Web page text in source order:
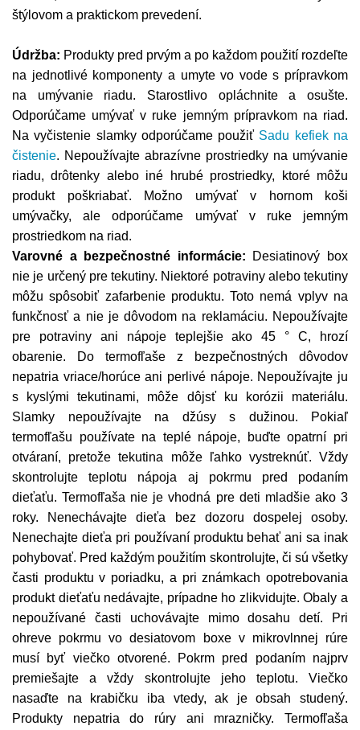
štýlovom a praktickom prevedení.
Údržba: Produkty pred prvým a po každom použití rozdeľte
na jednotlivé komponenty a umyte vo vode s prípravkom
na umývanie riadu. Starostlivo opláchnite a osušte.
Odporúčame umývať v ruke jemným prípravkom na riad.
Na vyčistenie slamky odporúčame použiť Sadu kefiek na
čistenie. Nepoužívajte abrazívne prostriedky na umývanie
riadu, drôtenky alebo iné hrubé prostriedky, ktoré môžu
produkt poškriabať. Možno umývať v hornom koši
umývačky, ale odporúčame umývať v ruke jemným
prostriedkom na riad.
Varovné a bezpečnostné informácie: Desiatinový box
nie je určený pre tekutiny. Niektoré potraviny alebo tekutiny
môžu spôsobiť zafarbenie produktu. Toto nemá vplyv na
funkčnosť a nie je dôvodom na reklamáciu. Nepoužívajte
pre potraviny ani nápoje teplejšie ako 45 ° C, hrozí
obarenie. Do termofľaše z bezpečnostných dôvodov
nepatria vriace/horúce ani perlivé nápoje. Nepoužívajte ju
s kyslými tekutinami, môže dôjsť ku korózii materiálu.
Slamky nepoužívajte na džúsy s dužinou. Pokiaľ
termofľašu používate na teplé nápoje, buďte opatrní pri
otváraní, pretože tekutina môže ľahko vystreknúť. Vždy
skontrolujte teplotu nápoja aj pokrmu pred podaním
dieťaťu. Termofľaša nie je vhodná pre deti mladšie ako 3
roky. Nenechávajte dieťa bez dozoru dospelej osoby.
Nenechajte dieťa pri používaní produktu behať ani sa inak
pohybovať. Pred každým použitím skontrolujte, či sú všetky
časti produktu v poriadku, a pri známkach opotrebovania
produkt dieťaťu nedávajte, prípadne ho zlikvidujte. Obaly a
nepoužívané časti uchovávajte mimo dosahu detí. Pri
ohreve pokrmu vo desiatovom boxe v mikrovlnnej rúre
musí byť viečko otvorené. Pokrm pred podaním najprv
premiešajte a vždy skontrolujte jeho teplotu. Viečko
nasaďte na krabičku iba vtedy, ak je obsah studený.
Produkty nepatria do rúry ani mrazničky. Termofľaša